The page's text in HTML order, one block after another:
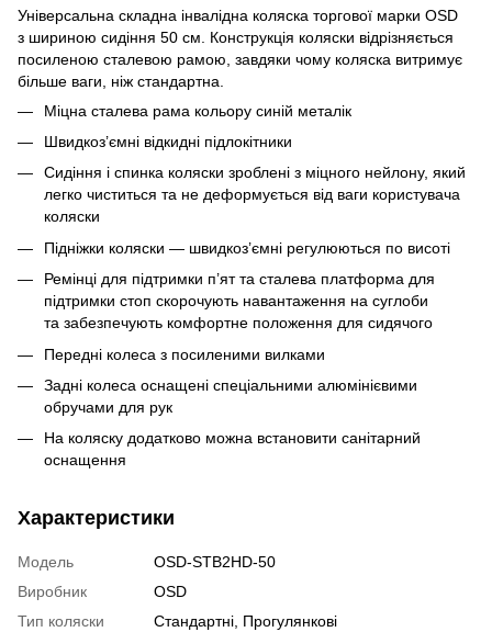
Універсальна складна інвалідна коляска торгової марки OSD
з шириною сидіння 50 см. Конструкція коляски відрізняється
посиленою сталевою рамою, завдяки чому коляска витримує
більше ваги, ніж стандартна.
Міцна сталева рама кольору синій металік
Швидкоз’ємні відкидні підлокітники
Сидіння і спинка коляски зроблені з міцного нейлону, який
легко чиститься та не деформується від ваги користувача
коляски
Підніжки коляски — швидкоз’ємні регулюються по висоті
Ремінці для підтримки п’ят та сталева платформа для
підтримки стоп скорочують навантаження на суглоби
та забезпечують комфортне положення для сидячого
Передні колеса з посиленими вилками
Задні колеса оснащені спеціальними алюмінієвими
обручами для рук
На коляску додатково можна встановити санітарний
оснащення
Характеристики
Модель
OSD-STB2HD-50
Виробник
OSD
Тип коляски
Стандартні, Прогулянкові